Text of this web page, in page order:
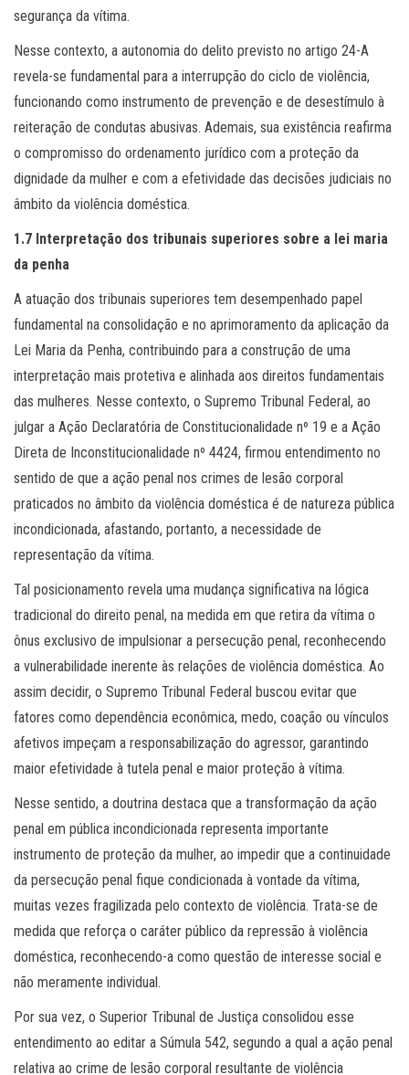
segurança da vítima.
Nesse contexto, a autonomia do delito previsto no artigo 24-A
revela-se fundamental para a interrupção do ciclo de violência,
funcionando como instrumento de prevenção e de desestímulo à
reiteração de condutas abusivas. Ademais, sua existência reafirma
o compromisso do ordenamento jurídico com a proteção da
dignidade da mulher e com a efetividade das decisões judiciais no
âmbito da violência doméstica.
1.7 Interpretação dos tribunais superiores sobre a lei maria
da penha
A atuação dos tribunais superiores tem desempenhado papel
fundamental na consolidação e no aprimoramento da aplicação da
Lei Maria da Penha, contribuindo para a construção de uma
interpretação mais protetiva e alinhada aos direitos fundamentais
das mulheres. Nesse contexto, o Supremo Tribunal Federal, ao
julgar a Ação Declaratória de Constitucionalidade nº 19 e a Ação
Direta de Inconstitucionalidade nº 4424, firmou entendimento no
sentido de que a ação penal nos crimes de lesão corporal
praticados no âmbito da violência doméstica é de natureza pública
incondicionada, afastando, portanto, a necessidade de
representação da vítima.
Tal posicionamento revela uma mudança significativa na lógica
tradicional do direito penal, na medida em que retira da vítima o
ônus exclusivo de impulsionar a persecução penal, reconhecendo
a vulnerabilidade inerente às relações de violência doméstica. Ao
assim decidir, o Supremo Tribunal Federal buscou evitar que
fatores como dependência econômica, medo, coação ou vínculos
afetivos impeçam a responsabilização do agressor, garantindo
maior efetividade à tutela penal e maior proteção à vítima.
Nesse sentido, a doutrina destaca que a transformação da ação
penal em pública incondicionada representa importante
instrumento de proteção da mulher, ao impedir que a continuidade
da persecução penal fique condicionada à vontade da vítima,
muitas vezes fragilizada pelo contexto de violência. Trata-se de
medida que reforça o caráter público da repressão à violência
doméstica, reconhecendo-a como questão de interesse social e
não meramente individual.
Por sua vez, o Superior Tribunal de Justiça consolidou esse
entendimento ao editar a Súmula 542, segundo a qual a ação penal
relativa ao crime de lesão corporal resultante de violência